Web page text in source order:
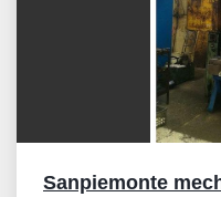
Sanpiemonte